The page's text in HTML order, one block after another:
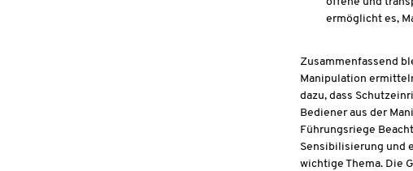
ermöglicht es,
Zusammenfassend
Manipulation
dazu, dass
Bediener aus der
Führungsriege
Sensibilisierung und
wichtige Thema. Die